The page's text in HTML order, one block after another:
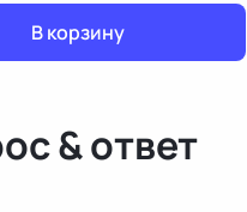
В корзину
& ответ